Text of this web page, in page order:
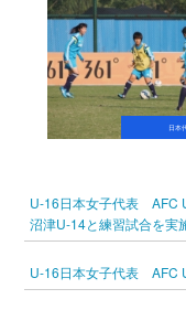
日本
U-16日本女子代表 AFC
沼津U-14と練習試合を実
U-16日本女子代表 AFC